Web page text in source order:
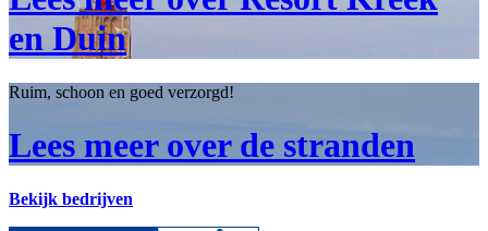
en Duin
Ruim, schoon en goed verzorgd!
Lees meer over de stranden
Bekijk bedrijven